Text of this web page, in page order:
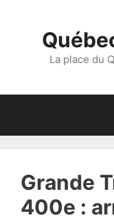
La place du
Grande
400e :